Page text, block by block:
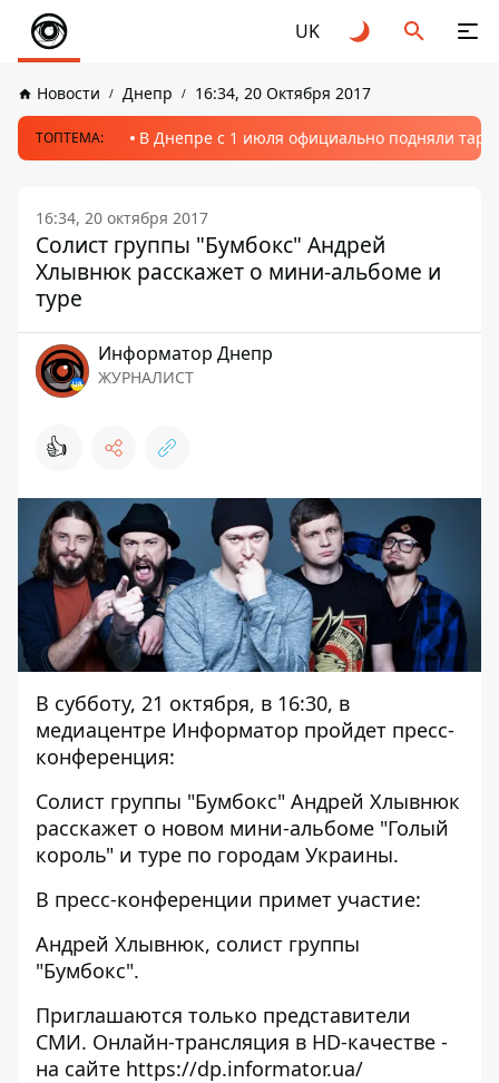
UK
Новости Днепр 16:34, 20 Октября 2017
ТОПТЕМА: В Днепре с 1 июля официально подняли
16:34, 20 октября 2017
Солист группы "Бумбокс" Андрей
Хлывнюк расскажет о мини-альбоме и
туре
Информатор Днепр
ЖУРНАЛИСТ
👍
В субботу, 21 октября, в 16:30, в
медиацентре Информатор пройдет пресс-
конференция:
Солист группы "Бумбокс" Андрей Хлывнюк
расскажет о новом мини-альбоме "Голый
король" и туре по городам Украины.
В пресс-конференции примет участие:
Андрей Хлывнюк, солист группы
"Бумбокс".
Приглашаются только представители
СМИ. Онлайн-трансляция в HD-качестве -
на сайте https://dp.informator.ua/